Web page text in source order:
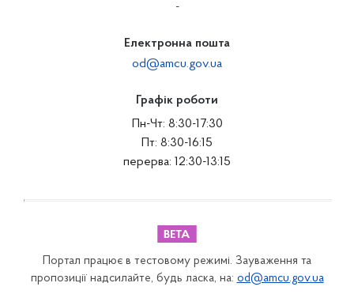
-
Електронна пошта
od@amcu.gov.ua
Графік роботи
Пн-Чт: 8:30-17:30
Пт: 8:30-16:15
перерва: 12:30-13:15
Портал працює в тестовому режимі. Зауваження та
пропозиції надсилайте, будь ласка, на: od@amcu.gov.ua